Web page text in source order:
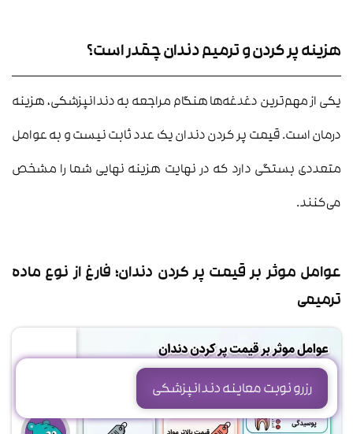
هزینه پر کردن و ترمیم دندان چقدر است؟
یکی از مهم‌ترین دغدغه‌ها هنگام مراجعه به دندانپزشکی، هزینه
درمان است. قیمت پر کردن دندان یک عدد ثابت نیست و به عوامل
متعددی بستگی دارد که در نهایت هزینه نهایی شما را مشخص
می‌کنند.
عوامل موثر بر قیمت پر کردن دندان؛ فارغ از نوع ماده
ترمیمی
رزرو نوبت معاینه دندانپزشکی